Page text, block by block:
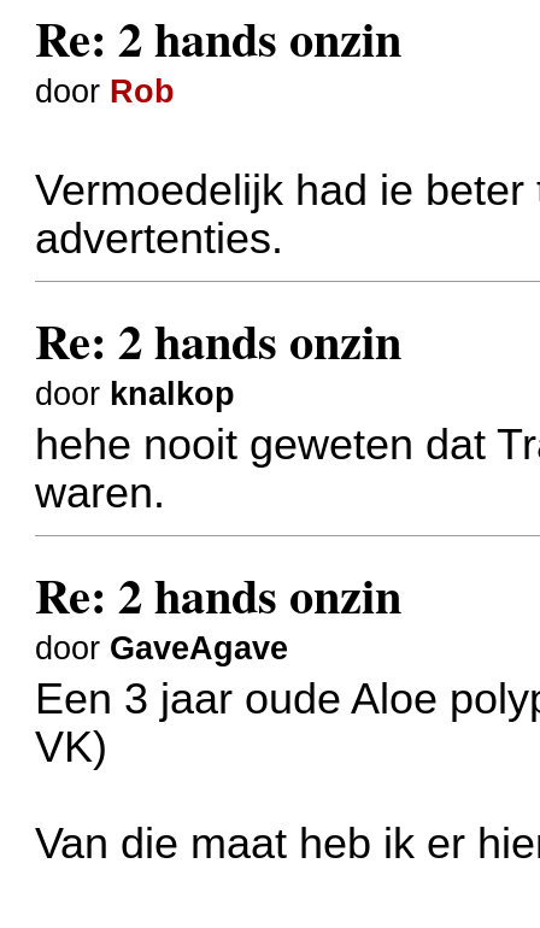
Re: 2 hands onzin
door Rob
Vermoedelijk had ie
advertenties.
Re: 2 hands onzin
door knalkop
hehe nooit geweten dat
waren.
Re: 2 hands onzin
door GaveAgave
Een 3 jaar oude Aloe
VK)
Van die maat heb ik er